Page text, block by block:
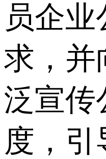
员企
求，并
泛宣传
度，引